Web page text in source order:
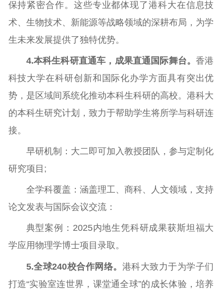
保持紧密合作。这些专业都体现了港科大在信息技
术、生物技术、新能源等战略领域的深耕布局，为学
生未来发展提供了独特优势。
4.本科生科研直通车，成果直通国际舞台。香港
科技大学在科研创新和国际化办学方面具有突出优
势，是区域间系统化推动本科生科研的高校。港科大
的本科生研究计划，致力于帮助学生将所学与科研连
接。
早研机制：大二即可加入教授团队，参与定制化
研究项目;
全学科覆盖：涵盖理工、商科、人文领域，支持
论文发表与国际会议交流：
典型案例：2025内地生凭科研成果获斯坦福大
学应用物理学博士项目录取。
5.全球240校合作网络。 港科大致力于为学子们
打造“实验室连世界，课堂通全球”的成长体验，培养